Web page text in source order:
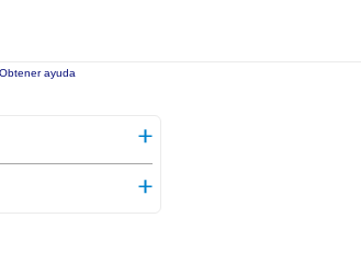
Obtener ayuda